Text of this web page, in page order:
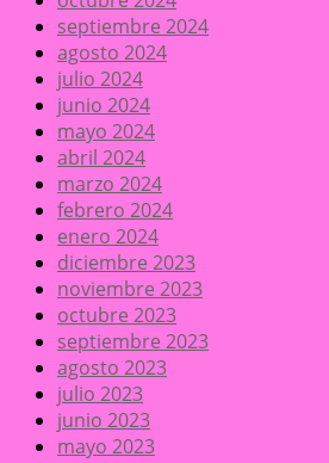
septiembre 2024
agosto 2024
julio 2024
junio 2024
mayo 2024
abril 2024
marzo 2024
febrero 2024
enero 2024
diciembre 2023
noviembre 2023
octubre 2023
septiembre 2023
agosto 2023
julio 2023
junio 2023
mayo 2023